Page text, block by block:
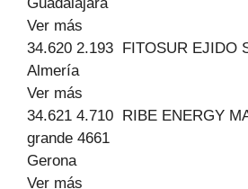
Ver más
34.620 2.193 FITOSUR EJIDO
Almería
Ver más
34.621 4.710 RIBE ENERGY
grande 4661
Gerona
Ver más